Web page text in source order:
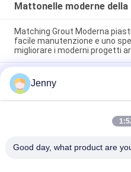
Mattonelle moderne
Matching Grout Moderna
facile manutenzione e uno
migliorare i moderni progetti
Facile manutenzione
moderne texture lisce
elegante resistente alle
Installazione Galleggiante
Interna Spessore 9mm
Jenny
Good day, what product are